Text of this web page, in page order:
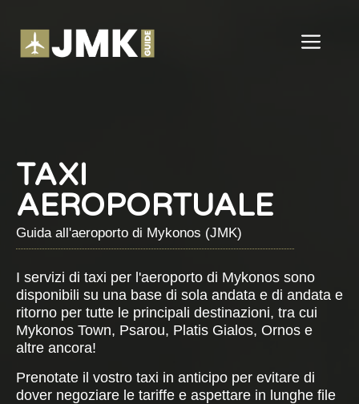
contenuto
TAXI
AEROPORTUALE
Guida all'aeroporto di Mykonos (JMK)
I servizi di taxi per l'aeroporto di Mykonos sono
disponibili su una base di sola andata e di andata e
ritorno per tutte le principali destinazioni, tra cui
Mykonos Town, Psarou, Platis Gialos, Ornos e
altre ancora!
Prenotate il vostro taxi in anticipo per evitare di
dover negoziare le tariffe e aspettare in lunghe file